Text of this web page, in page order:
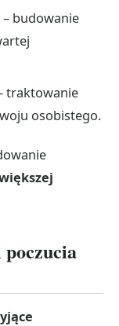
– budowanie
traktowanie
osobistego.